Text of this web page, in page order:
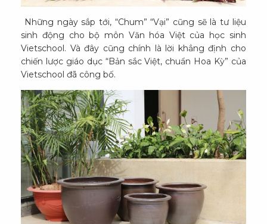
Những ngày sắp tới, “Chum” “Vại” cũng sẽ là tư liệu
sinh động cho bộ môn Văn hóa Việt của học sinh
Vietschool. Và đây cũng chính là lời khẳng định cho
chiến lược giáo dục “Bản sắc Việt, chuẩn Hoa Kỳ” của
Vietschool đã công bố.